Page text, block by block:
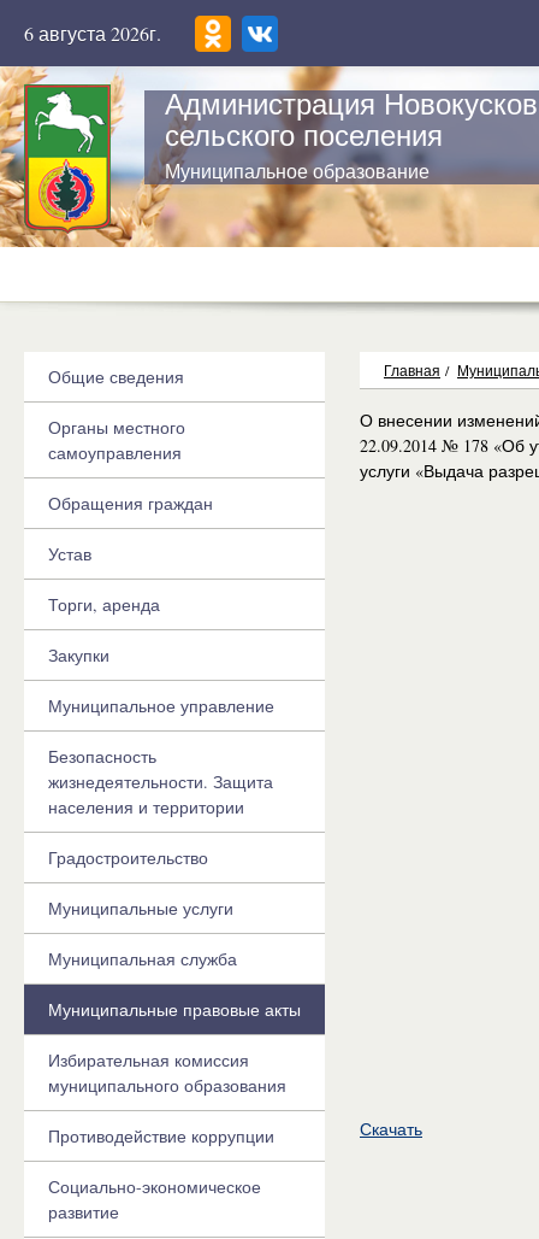
6 августа 2026г.
Администрация
сельского поселения
Муниципальное образование
Главная /
О внесении
22.09.2014 № 178 «Об
услуги «Выдача
Скачать
Общие сведения
Органы местного
самоуправления
Обращения граждан
Устав
Торги, аренда
Закупки
Муниципальное управление
Безопасность
жизнедеятельности. Защита
населения и территории
Градостроительство
Муниципальные услуги
Муниципальная служба
Муниципальные правовые акты
Избирательная комиссия
муниципального образования
Противодействие коррупции
Социально-экономическое
развитие